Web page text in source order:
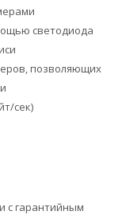
светодиода
позволяющих
сек)
с гарантийным